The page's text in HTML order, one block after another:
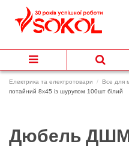
Електрика та електротовари Все для
потайний 8х45 із шурупом 100шт білий
Дюбель ДШМ